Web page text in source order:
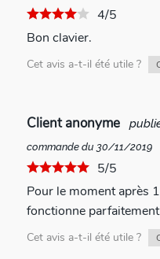
4/5
Bon clavier.
Cet avis a-t-il été utile ?
Client anonyme
commande du 30/11/2019
5/5
Pour le moment après
fonctionne
Cet avis a-t-il été utile ?